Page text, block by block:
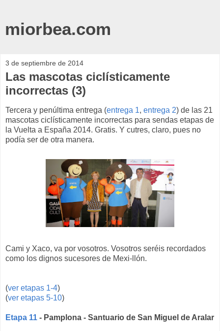
miorbea.com
3 de septiembre de 2014
Las mascotas ciclísticamente
incorrectas (3)
Tercera y penúltima entrega (entrega 1, entrega 2) de las 21
mascotas ciclísticamente incorrectas para sendas etapas de
la Vuelta a España 2014. Gratis. Y cutres, claro, pues no
podía ser de otra manera.
Cami y Xaco, va por vosotros. Vosotros seréis recordados
como los dignos sucesores de Mexi-llón.
(ver etapas 1-4)
(ver etapas 5-10)
Etapa 11 - Pamplona - Santuario de San Miguel de Aralar